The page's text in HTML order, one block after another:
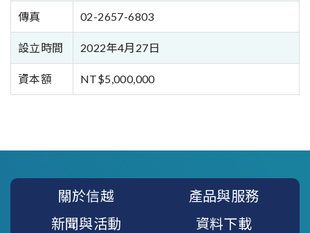
傳真 02-2657-6803
設立時間 2022年4月27日
資本額 NT$5,000,000
關於信越
產品與服務
新聞與活動
資料下載